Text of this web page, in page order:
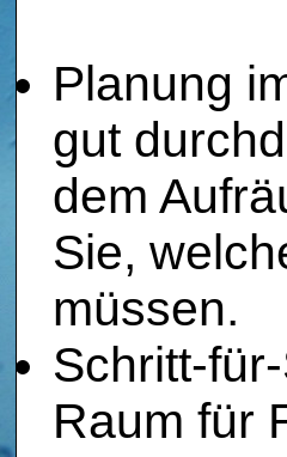
Planung
gut
dem
Sie,
müssen.
Schritt-
Raum für